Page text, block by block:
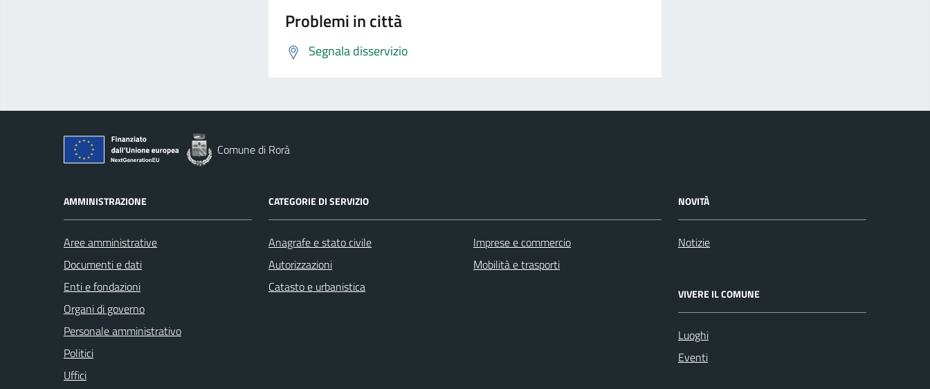
Problemi in città
Segnala disservizio
Comune di Rorà
AMMINISTRAZIONE
Aree amministrative
Documenti e dati
Enti e fondazioni
Organi di governo
Personale amministrativo
Politici
Uffici
CATEGORIE DI SERVIZIO
Anagrafe e stato civile
Autorizzazioni
Catasto e urbanistica
Imprese e commercio
Mobilità e trasporti
NOVITÀ
Notizie
VIVERE IL COMUNE
Luoghi
Eventi